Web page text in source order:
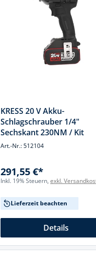
Spanntechnik
Spannungsprüfer
Stanzwerkzeuge
KRESS 20 V Akku-
Schlagschrauber 1/4"
Sechskant 230NM / Kit
Art.-Nr.: 512104
291,55 €*
Inkl. 19% Steuern, exkl.
Lieferzeit beachten
Details